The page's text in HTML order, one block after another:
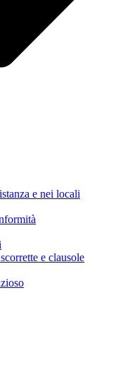
e nei locali
e clausole